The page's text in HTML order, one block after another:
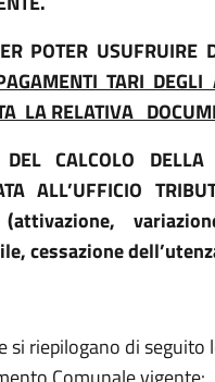
POTER USUFRUIRE
TARI DEGLI
LA RELATIVA
CALCOLO DELLA
ALL’UFFICIO
(attivazione,
cessazione
riepilogano di seguito